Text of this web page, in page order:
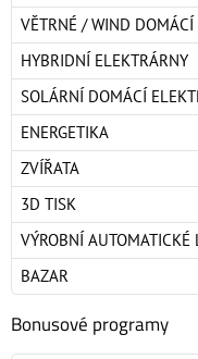
VĚTRNÉ / WIND
HYBRIDNÍ ELEKTRÁRNY
SOLÁRNÍ DOMÁCÍ
ENERGETIKA
ZVÍŘATA
3D TISK
VÝROBNÍ AUTOMATICKÉ
BAZAR
Bonusové programy